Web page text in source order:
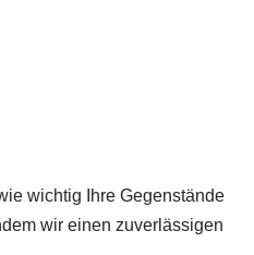
wichtig Ihre Gegenstände
wir einen zuverlässigen